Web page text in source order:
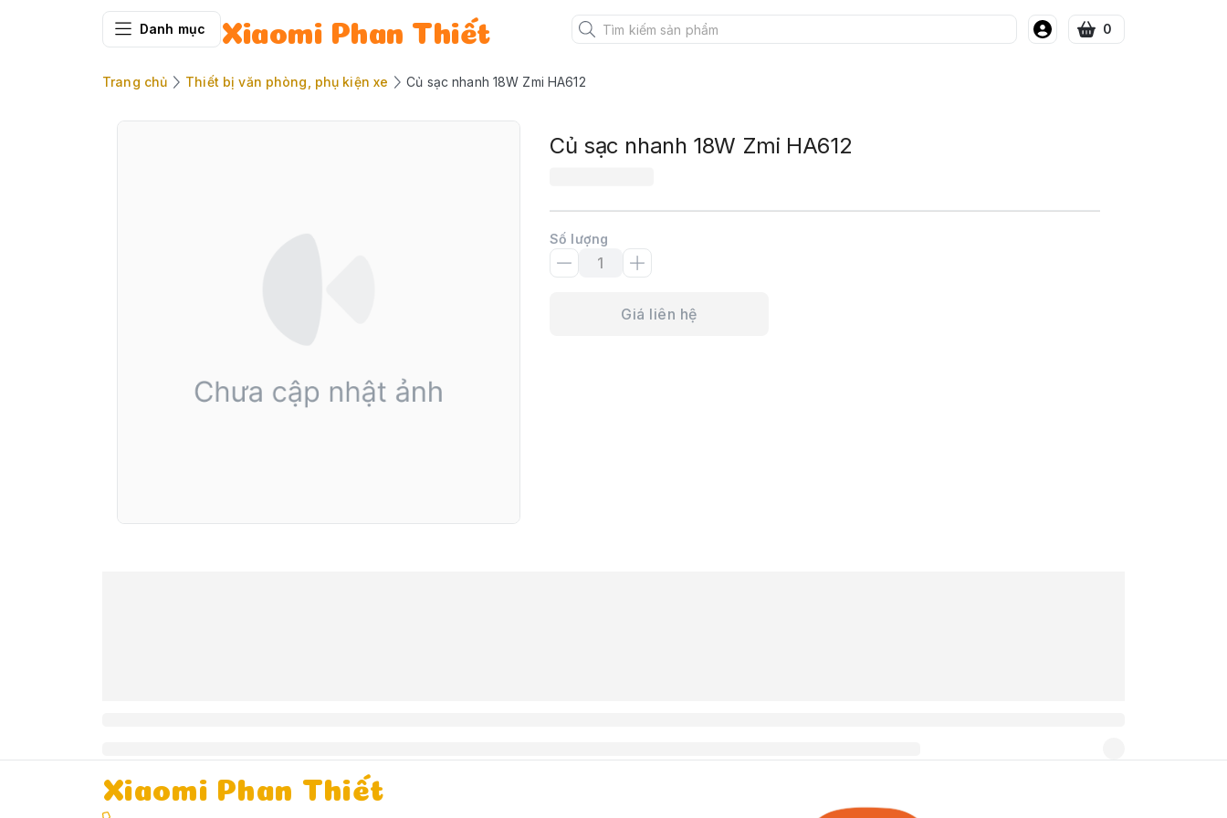
Danh mục Xiaomi Phan Thiết 0
Trang chủ Thiết bị văn phòng, phụ kiện xe Củ sạc nhanh 18W Zmi HA612
Củ sạc nhanh 18W Zmi HA612
Số lượng
Giá liên hệ
Xiaomi Phan Thiết